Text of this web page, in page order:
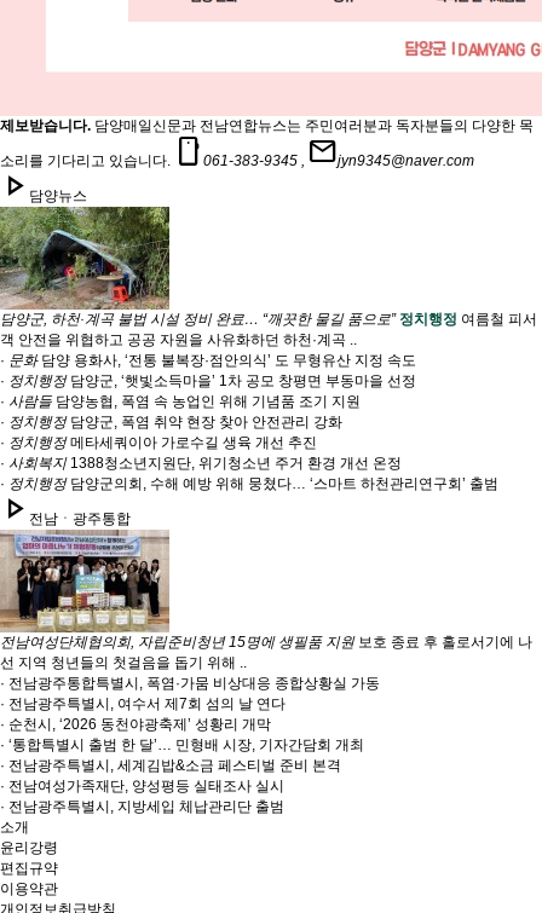
제보받습니다. 담양매일신문과 전남연합뉴스는 주민여러분과 독자분들의 다양한 목
소리를 기다리고 있습니다. smartphone 061-383-9345 , mailjyn9345@naver.com
play_arrow 담양뉴스
담양군, 하천·계곡 불법 시설 정비 완료… “깨끗한 물길 품으로” 정치행정 여름철 피서
객 안전을 위협하고 공공 자원을 사유화하던 하천·계곡 ..
· 문화담양 용화사, ‘전통 불복장·점안의식’ 도 무형유산 지정 속도
· 정치행정담양군, ‘햇빛소득마을’ 1차 공모 창평면 부동마을 선정
· 사람들 담양농협, 폭염 속 농업인 위해 기념품 조기 지원
· 정치행정담양군, 폭염 취약 현장 찾아 안전관리 강화
· 정치행정메타세쿼이아 가로수길 생육 개선 추진
· 사회복지1388청소년지원단, 위기청소년 주거 환경 개선 온정
· 정치행정담양군의회, 수해 예방 위해 뭉쳤다… ‘스마트 하천관리연구회’ 출범
play_arrow 전남ㆍ광주통합
전남여성단체협의회, 자립준비청년 15명에 생필품 지원 보호 종료 후 홀로서기에 나
선 지역 청년들의 첫걸음을 돕기 위해 ..
· 전남광주통합특별시, 폭염·가뭄 비상대응 종합상황실 가동
· 전남광주특별시, 여수서 제7회 섬의 날 연다
· 순천시, ‘2026 동천야광축제’ 성황리 개막
· ‘통합특별시 출범 한 달’… 민형배 시장, 기자간담회 개최
· 전남광주특별시, 세계김밥&소금 페스티벌 준비 본격
· 전남여성가족재단, 양성평등 실태조사 실시
· 전남광주특별시, 지방세입 체납관리단 출범
소개
윤리강령
편집규약
이용약관
개인정보취급방침